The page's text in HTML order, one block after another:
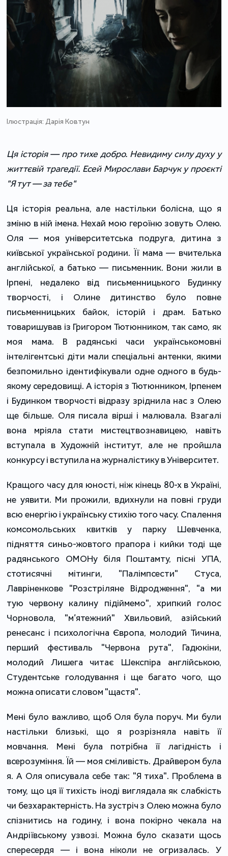
Ілюстрація: Дарія Ковтун
Ця історія — про тихе добро. Невидиму силу духу у
життєвій трагедії. Есей Мирослави Барчук у проєкті
"Я тут — за тебе"
Ця історія реальна, але настільки болісна, що я
зміню в ній імена. Нехай мою героїню зовуть Олею.
Оля — моя університетська подруга, дитина з
київської української родини. Її мама — вчителька
англійської, а батько — письменник. Вони жили в
Ірпені, недалеко від письменницького Будинку
творчості, і Олине дитинство було повне
письменницьких байок, історій і драм. Батько
товаришував із Григором Тютюнником, так само, як
моя мама. В радянські часи українськомовні
інтелігентські діти мали спеціальні антенки, якими
безпомильно ідентифікували одне одного в будь-
якому середовищі. А історія з Тютюнником, Ірпенем
і Будинком творчості відразу зріднила нас з Олею
ще більше. Оля писала вірші і малювала. Взагалі
вона мріяла стати мистецтвознавицею, навіть
вступала в Художній інститут, але не пройшла
конкурсу і вступила на журналістику в Університет.
Кращого часу для юності, ніж кінець 80-х в Україні,
не уявити. Ми прожили, вдихнули на повні груди
всю енергію і українську стихію того часу. Спалення
комсомольських квитків у парку Шевченка,
підняття синьо-жовтого прапора і кийки тоді ще
радянського ОМОНу біля Поштамту, пісні УПА,
стотисячні мітинги, "Палімпсести" Стуса,
Лавріненкове "Розстріляне Відродження", "а ми
тую червону калину підіймемо", хрипкий голос
Чорновола, "м’ятежний" Хвильовий, азійський
ренесанс і психологічна Європа, молодий Тичина,
перший фестиваль "Червона рута", Гадюкіни,
молодий Лишега читає Шекспіра англійською,
Студентське голодування і ще багато чого, що
можна описати словом "щастя".
Мені було важливо, щоб Оля була поруч. Ми були
настільки близькі, що я розрізняла навіть її
мовчання. Мені була потрібна її лагідність і
всерозуміння. Їй — моя сміливість. Драйвером була
я. А Оля описувала себе так: "Я тиха". Проблема в
тому, що ця її тихість іноді виглядала як слабкість
чи безхарактерність. На зустріч з Олею можна було
спізнитись на годину, і вона покірно чекала на
Андріївському узвозі. Можна було сказати щось
спересердя — і вона ніколи не огризалась. У